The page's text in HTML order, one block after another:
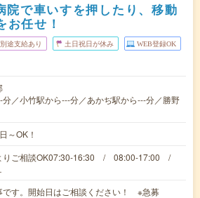
院で車いすを押したり、移動
お任せ！
途支給あり 土日祝日が休み WEB登録OK
／小竹駅から---分／あかぢ駅から---分／勝野
～OK！
りご相談OK07:30-16:30 / 08:00-17:00 /
です。開始日はご相談ください！ ※急募